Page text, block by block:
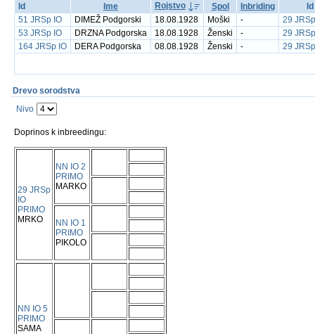
Id
Ime Rojstvo Spol Inbriding
51 JRSp IO
DIMEŽ Podgorski 18.08.1928 Moški -
29
53 JRSp IO
DRZNA Podgorska 18.08.1928 Ženski -
29
164 JRSp IO
DERA Podgorska 08.08.1928 Ženski - 29
Drevo sorodstva
Nivo
Doprinos k inbreedingu:
29 JRSp
IO
PRIMO
MRKO
NN IO 2
PRIMO
MARKO
NN IO 1
PRIMO
PIKOLO
NN IO 5
PRIMO
SAMA